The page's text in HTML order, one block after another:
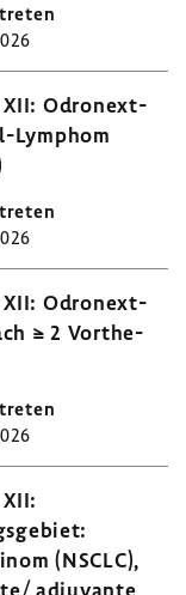
Odronext­
Lymphom
Odronext­
≥ 2 Vorthe­
(NSCLC),
adju­vante